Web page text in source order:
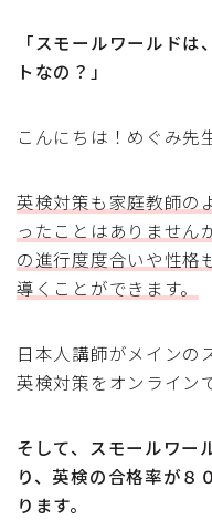
英検２級
英検申し込み
英語教材
自宅英語教材
小学生英語教材
子ども英会話の悩み
「スモールワールド
トなの？」
こんにちは！めぐみ先
英検対策も家庭教師の
ったことはありません
の進行度度合いや性格
導くことができます。
日本人講師がメインの
英検対策をオンライン
そして、スモールワー
り、英検の合格率が８
ります。